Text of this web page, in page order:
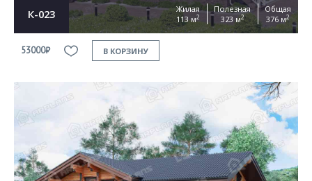
К-023
Жилая
113 м2
Полезная
323 м2
Общая
376 м2
53000₽ В КОРЗИНУ